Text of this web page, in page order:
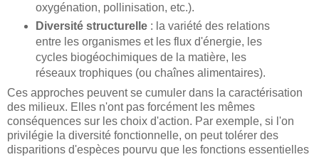
oxygénation, pollinisation, etc.).
Diversité structurelle: la variété des relations
entre les organismes et les flux d'énergie, les
cycles biogéochimiques de la matière, les
réseaux trophiques (ou chaînes alimentaires).
Ces approches peuvent se cumuler dans la caractérisation
des milieux. Elles n'ont pas forcément les mêmes
conséquences sur les choix d'action. Par exemple, si l'on
privilégie la diversité fonctionnelle, on peut tolérer des
disparitions d'espèces pourvu que les fonctions essentielles